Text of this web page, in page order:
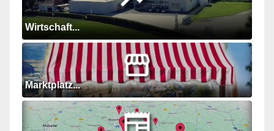
Wirtschaft...
Marktplatz...